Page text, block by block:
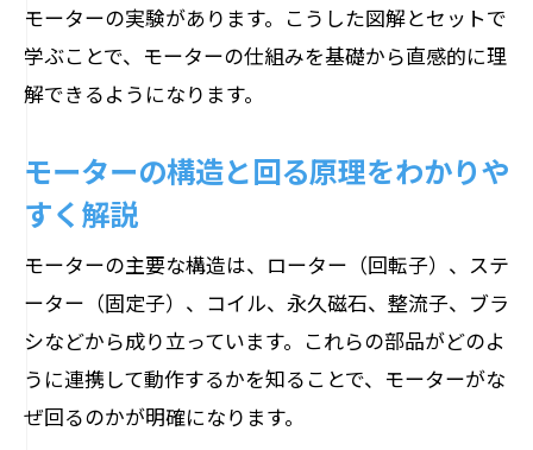
小学校でも実感できるモーター原理の例
モーターが生活で活躍する仕組みを解説
図解でわかるモーターの回る仕組みの事
中学理科のモーター応用例をやさしく紹
介
整流子が担うモーターの連続回転の秘密
整流子がモーターの回転を支える理由
モーター仕組みの中で整流子が果たす役
割
整流子とブラシの関係が回る仕組みの鍵
モーターの実験があります。こうした図解とセットで
学ぶことで、モーターの仕組みを基礎から直感的に理
解できるようになります。
モーターの構造と回る原理をわかりや
すく解説
モーターの主要な構造は、ローター（回転子）、ステ
ーター（固定子）、コイル、永久磁石、整流子、ブラ
シなどから成り立っています。これらの部品がどのよ
うに連携して動作するかを知ることで、モーターがな
ぜ回るのかが明確になります。